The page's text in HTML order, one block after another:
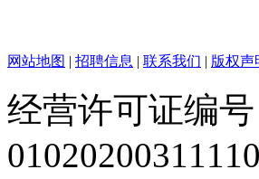
网站地图 | 招聘信息 | 联系我们 | 版权声
经营许可证编号